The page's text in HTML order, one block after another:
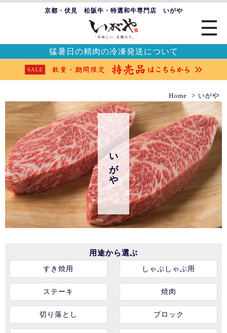
京都・伏見 松阪牛・特選和牛専門店 いがや
猛暑日の精肉の冷凍発送について
Home いがや
いがや
用途から選ぶ
すき焼用
しゃぶしゃぶ用
ステーキ 焼肉
切り落とし ブロック